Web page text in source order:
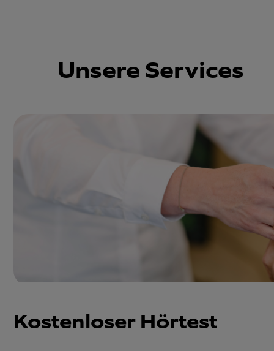
Unsere Services
Kostenloser Hörtest